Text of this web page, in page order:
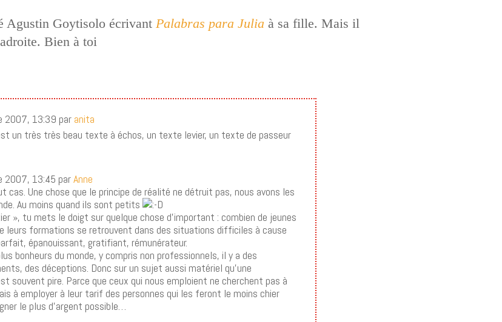
Agustin Goytisolo écrivant Palabras para Julia à sa fille. Mais il
Bien à toi
2007, 13:39 par anita
un très très beau texte à échos, un texte levier, un texte de passeur
2007, 13:45 parAnne
cas. Une chose que le principe de réalité ne détruit pas, nous avons les
Au moins quand ils sont petits
», tu mets le doigt sur quelque chose d’important : combien de jeunes
leurs formations se retrouvent dans des situations difficiles à cause
épanouissant, gratifiant, rémunérateur.
bonheurs du monde, y compris non professionnels, il y a des
des déceptions. Donc sur un sujet aussi matériel qu’une
souvent pire. Parce que ceux qui nous emploient ne cherchent pas à
à employer à leur tarif des personnes qui les feront le moins chier
le plus d’argent possible…